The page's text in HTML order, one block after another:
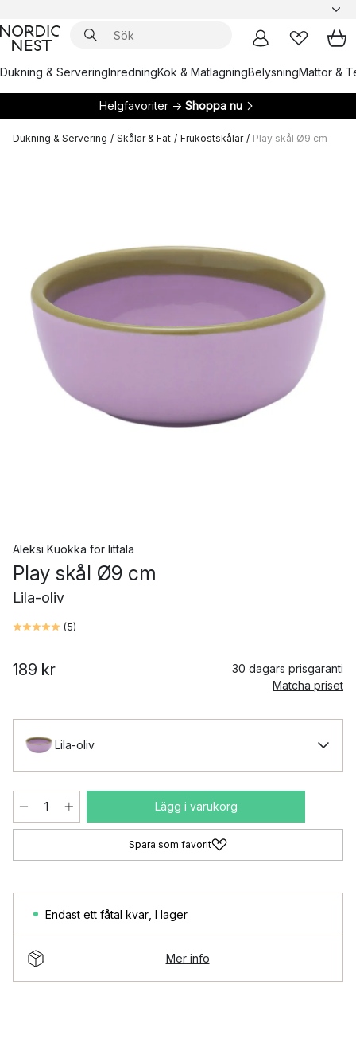
Dukning & ServeringInredningKök & MatlagningBelysningMattor &
Helgfavoriter → Shoppa nu
Dukning & Servering / Skålar & Fat / Frukostskålar / Play skål Ø9 cm
Aleksi Kuokka för Iittala
Play skål Ø9 cm
Lila-oliv
(5)
189 kr
30 dagars prisgaranti
Matcha priset
Lila-oliv
Lägg i varukorg
Spara som favorit
Endast ett fåtal kvar I lager
Mer info